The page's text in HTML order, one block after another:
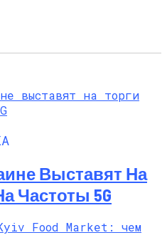
Выставят На
Частоты 5G